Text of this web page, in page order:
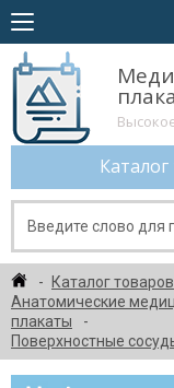
Каталог товаров
Анатомические
плакаты
Поверхностные